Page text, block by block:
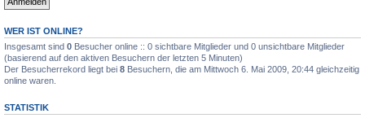
WER IST ONLINE?
Insgesamt sind 0 Besucher online :: 0 sichtbare Mitglieder und 0 unsichtbare Mitglieder
(basierend auf den aktiven Besuchern der letzten 5 Minuten)
Der Besucherrekord liegt bei 8 Besuchern, die am Mittwoch 6. Mai 2009, 20:44 gleichzeitig
online waren.
STATISTIK